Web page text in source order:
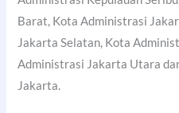
Barat, Kota Administrasi
Jakarta Selatan, Kota
Administrasi Jakarta Utara
Jakarta.